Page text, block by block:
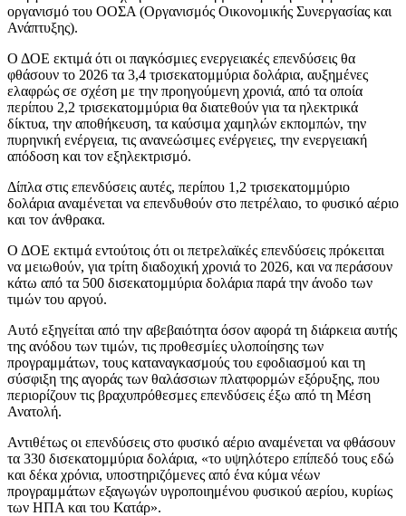
οργανισμό του ΟΟΣΑ (Οργανισμός Οικονομικής Συνεργασίας και
Ανάπτυξης).
Ο ΔΟΕ εκτιμά ότι οι παγκόσμιες ενεργειακές επενδύσεις θα
φθάσουν το 2026 τα 3,4 τρισεκατομμύρια δολάρια, αυξημένες
ελαφρώς σε σχέση με την προηγούμενη χρονιά, από τα οποία
περίπου 2,2 τρισεκατομμύρια θα διατεθούν για τα ηλεκτρικά
δίκτυα, την αποθήκευση, τα καύσιμα χαμηλών εκπομπών, την
πυρηνική ενέργεια, τις ανανεώσιμες ενέργειες, την ενεργειακή
απόδοση και τον εξηλεκτρισμό.
Δίπλα στις επενδύσεις αυτές, περίπου 1,2 τρισεκατομμύριο
δολάρια αναμένεται να επενδυθούν στο πετρέλαιο, το φυσικό αέριο
και τον άνθρακα.
Ο ΔΟΕ εκτιμά εντούτοις ότι οι πετρελαϊκές επενδύσεις πρόκειται
να μειωθούν, για τρίτη διαδοχική χρονιά το 2026, και να περάσουν
κάτω από τα 500 δισεκατομμύρια δολάρια παρά την άνοδο των
τιμών του αργού.
Αυτό εξηγείται από την αβεβαιότητα όσον αφορά τη διάρκεια αυτής
της ανόδου των τιμών, τις προθεσμίες υλοποίησης των
προγραμμάτων, τους καταναγκασμούς του εφοδιασμού και τη
σύσφιξη της αγοράς των θαλάσσιων πλατφορμών εξόρυξης, που
περιορίζουν τις βραχυπρόθεσμες επενδύσεις έξω από τη Μέση
Ανατολή.
Αντιθέτως οι επενδύσεις στο φυσικό αέριο αναμένεται να φθάσουν
τα 330 δισεκατομμύρια δολάρια, «το υψηλότερο επίπεδό τους εδώ
και δέκα χρόνια, υποστηριζόμενες από ένα κύμα νέων
προγραμμάτων εξαγωγών υγροποιημένου φυσικού αερίου, κυρίως
των ΗΠΑ και του Κατάρ».